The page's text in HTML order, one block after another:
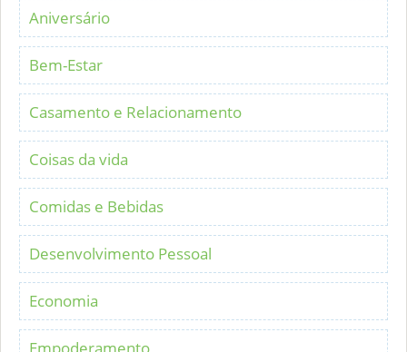
Aniversário
Bem-Estar
Casamento e Relacionamento
Coisas da vida
Comidas e Bebidas
Desenvolvimento Pessoal
Economia